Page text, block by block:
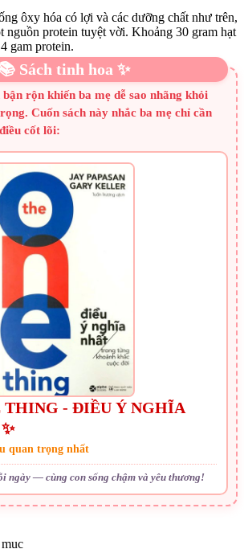
ôxy hóa có lợi và các dưỡng chất như trên,
nguồn protein tuyệt vời. Khoảng 30 gram hạt
gam protein.
📚 Sách tinh hoa ✨
rộn khiến ba mẹ dễ sao nhãng khỏi
Cuốn sách này nhắc ba mẹ chỉ cần
cốt lõi:
THING - ĐIỀU Ý NGHĨA
quan trọng nhất
ngày — cùng con sống chậm và yêu thương!